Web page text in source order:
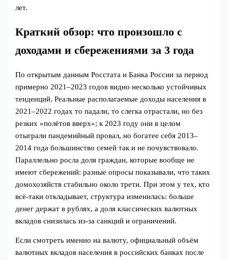
лет.
Краткий обзор: что произошло с
доходами и сбережениями за 3 года
По открытым данным Росстата и Банка России за период
примерно 2021–2023 годов видно несколько устойчивых
тенденций. Реальные располагаемые доходы населения в
2021–2022 годах то падали, то слегка отрастали, но без
резких «полётов вверх»; к 2023 году они в целом
отыграли пандемийный провал, но богатее себя 2013–
2014 года большинство семей так и не почувствовало.
Параллельно росла доля граждан, которые вообще не
имеют сбережений: разные опросы показывали, что таких
домохозяйств стабильно около трети. При этом у тех, кто
всё‑таки откладывает, структура изменилась: больше
денег держат в рублях, а доля классических валютных
вкладов снизилась из‑за санкций и ограничений.
Если смотреть именно на валюту, официальный объём
валютных вкладов населения в российских банках после